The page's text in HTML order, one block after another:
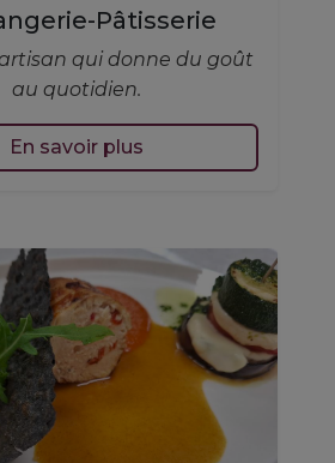
Pâtisserie
qui donne du goût
au quotidien.
En savoir plus